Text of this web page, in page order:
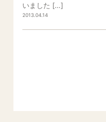
いました […]
2013.04.14